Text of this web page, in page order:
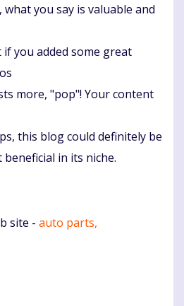
what you say is valuable and
you added some great
more, "pop"! Your content
this blog could definitely be
in its niche.
site - auto parts,